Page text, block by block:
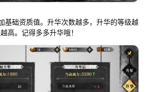
基础资质值。升华次数越多，升华的等级越
高。记得多多升华哦！